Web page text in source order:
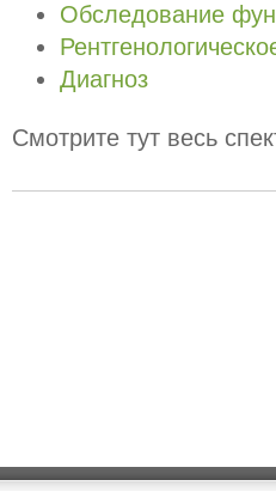
Обследование
Диагноз
Смотрите тут весь